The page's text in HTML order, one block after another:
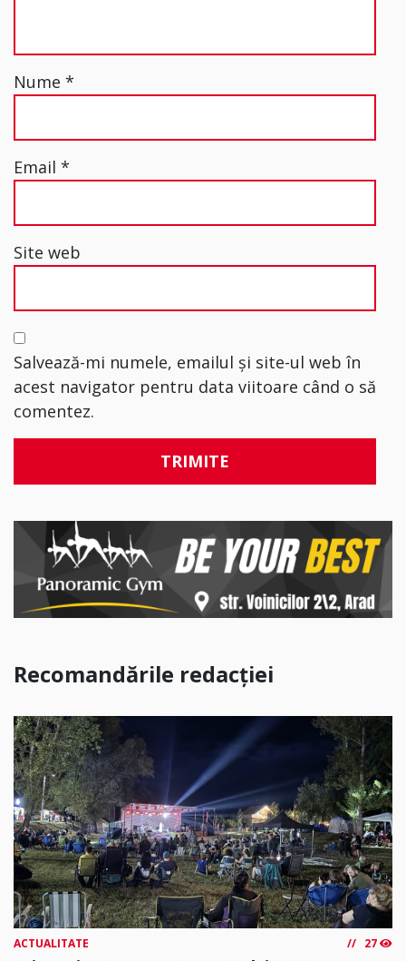
Nume *
Email *
Site web
Salvează-mi numele, emailul și site-ul web în
acest navigator pentru data viitoare când o să
comentez.
Recomandările redacției
ACTUALITATE 27